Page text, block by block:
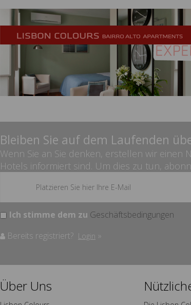
Bleiben Sie auf dem Laufenden
Wenn Sie an Sie denken, erstellen wir
Hotels informiert sind. Um dies zu tun,
Ich stimme dem zu Geschäftsbedingungen
Bereits registriert? Login »
Über Uns